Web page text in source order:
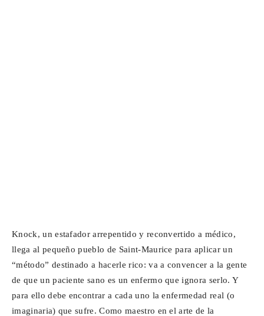
Knock, un estafador arrepentido y reconvertido a médico,
llega al pequeño pueblo de Saint-Maurice para aplicar un
“método” destinado a hacerle rico: va a convencer a la gente
de que un paciente sano es un enfermo que ignora serlo. Y
para ello debe encontrar a cada uno la enfermedad real (o
imaginaria) que sufre. Como maestro en el arte de la